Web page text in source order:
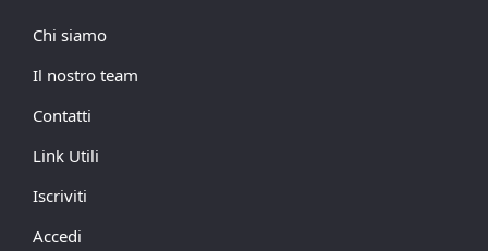
Chi siamo
Il nostro team
Contatti
Link Utili
Iscriviti
Accedi